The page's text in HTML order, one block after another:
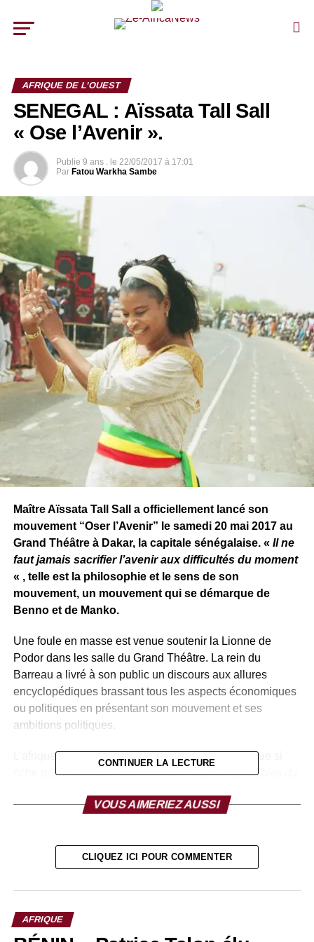
AFRIQUE DE L’OUEST
SENEGAL : Aïssata Tall Sall
« Ose l’Avenir ».
Publie 9 ans . le 22/05/2017 à 17:01
Par Fatou Warkha Sambe
Maître Aïssata Tall Sall a officiellement lancé son
mouvement “Oser l’Avenir” le samedi 20 mai 2017 au
Grand Théâtre à Dakar, la capitale sénégalaise. « Il ne
faut jamais sacrifier l’avenir aux difficultés du moment
« , telle est la philosophie et le sens de son
mouvement, un mouvement qui se démarque de
Benno et de Manko.
Une foule en masse est venue soutenir la Lionne de
Podor dans les salle du Grand Théâtre. La rein du
Barreau a livré à son public un discours aux allures
encyclopédiques brassant tous les aspects économiques
ou politiques en présentant son mouvement et ses
ambitions politiques.
L’afrique était au coeur de son discour. Cette Afrique si
riche qui selon elle : “couvre le 6o% des terres arables du
l’Afrique continue de nourrir le monde et pourtant elle a
A l’Horizon 2050, le continent africain se comptera à coup
de milliards avec une population riche de sa jeunesse,
Aïssata Tall Sall affirme en ce sens : «l’Afrique va
aurons moins de 25 ans
communication au temps du président Abdou Diouf, “
CONTINUER LA LECTURE
VOUS AIMERIEZ AUSSI
CLIQUEZ ICI POUR COMMENTER
AFRIQUE